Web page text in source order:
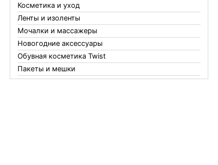
Косметика и уход
Ленты и изоленты
Мочалки и массажеры
Новогодние аксессуары
Обувная косметика Twist
Пакеты и мешки
Перчатки